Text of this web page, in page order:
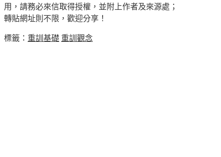
用，請務必來信取得授權，並附上作者及來源處；
轉貼網址則不限，歡迎分享！
標籤： 重訓基礎 重訓觀念